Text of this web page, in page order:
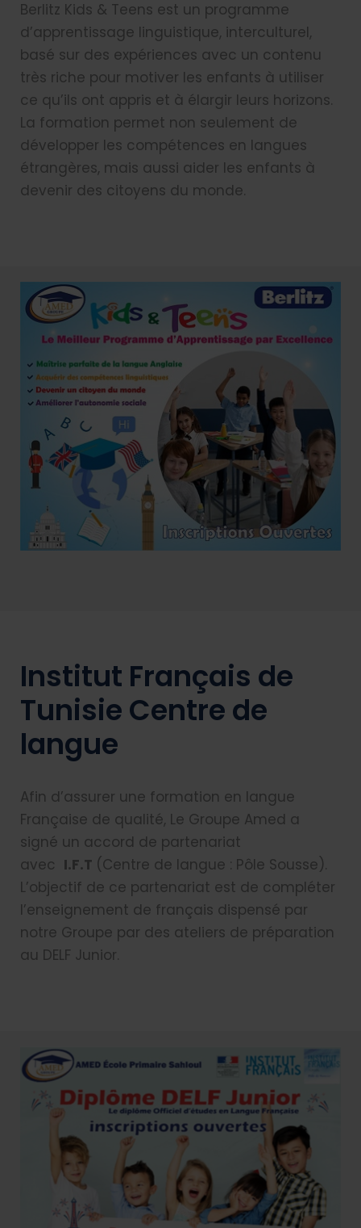
Berlitz Kids & Teens est un programme
d’apprentissage linguistique, interculturel,
basé sur des expériences avec un contenu
très riche pour motiver les enfants à utiliser
ce qu’ils ont appris et à élargir leurs horizons.
La formation permet non seulement de
développer les compétences en langues
étrangères, mais aussi aider les enfants à
devenir des citoyens du monde.
Institut Français de
Tunisie Centre de
langue
Afin d’assurer une formation en langue
Française de qualité, Le Groupe Amed a
signé un accord de partenariat
avec I.F.T (Centre de langue : Pôle Sousse).
L’objectif de ce partenariat est de compléter
l’enseignement de français dispensé par
notre Groupe par des ateliers de préparation
au DELF Junior.